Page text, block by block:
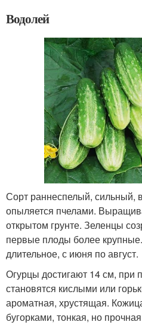
Водолей
Сорт раннеспелый, сильный,
опыляется пчелами.
открытом грунте. Зеленцы
первые плоды более
длительное, с июня по август.
Огурцы достигают 14 см, при
становятся кислыми или
ароматная, хрустящая.
бугорками, тонкая, но